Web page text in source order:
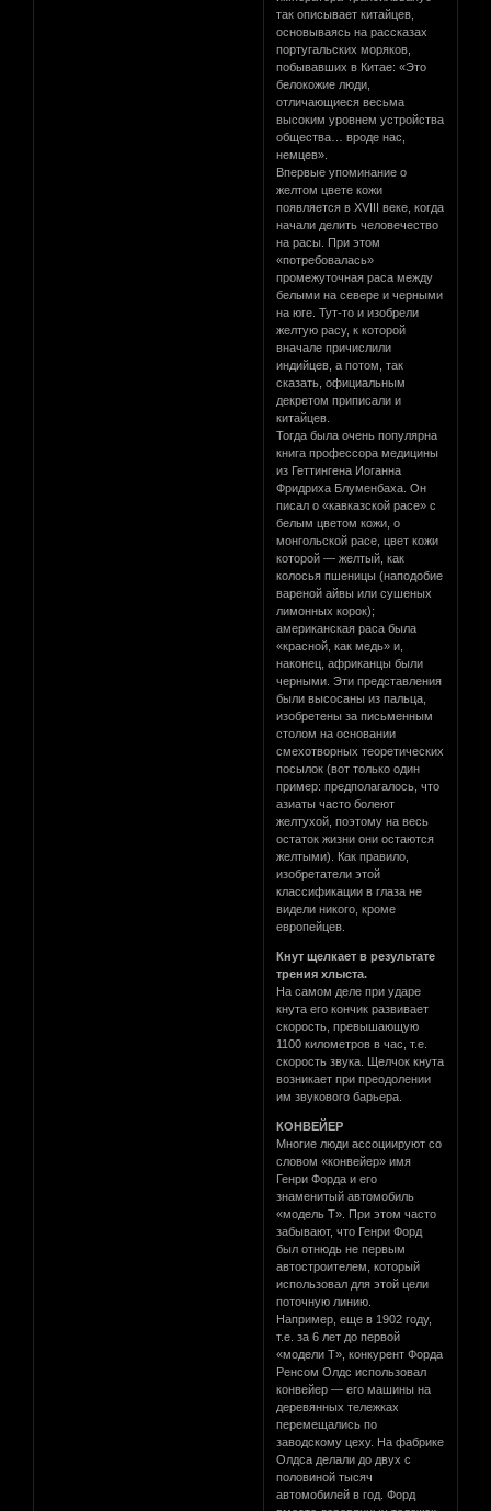
так описывает китайцев,
основываясь на рассказах
португальских моряков,
побывавших в Китае: «Это
белокожие люди,
отличающиеся весьма
высоким уровнем устройства
общества… вроде нас,
немцев».
Впервые упоминание о
желтом цвете кожи
появляется в XVIII веке, когда
начали делить человечество
на расы. При этом
«потребовалась»
промежуточная раса между
белыми на севере и черными
на юге. Тут-то и изобрели
желтую расу, к которой
вначале причислили
индийцев, а потом, так
сказать, официальным
декретом приписали и
китайцев.
Тогда была очень популярна
книга профессора медицины
из Геттингена Иоганна
Фридриха Блуменбаха. Он
писал о «кавказской расе» с
белым цветом кожи, о
монгольской расе, цвет кожи
которой — желтый, как
колосья пшеницы (наподобие
вареной айвы или сушеных
лимонных корок);
американская раса была
«красной, как медь» и,
наконец, африканцы были
черными. Эти представления
были высосаны из пальца,
изобретены за письменным
столом на основании
смехотворных теоретических
посылок (вот только один
пример: предполагалось, что
азиаты часто болеют
желтухой, поэтому на весь
остаток жизни они остаются
желтыми). Как правило,
изобретатели этой
классификации в глаза не
видели никого, кроме
европейцев.
Кнут щелкает в результате
трения хлыста.
На самом деле при ударе
кнута его кончик развивает
скорость, превышающую
1100 километров в час, т.е.
скорость звука. Щелчок кнута
возникает при преодолении
им звукового барьера.
КОНВЕЙЕР
Многие люди ассоциируют со
словом «конвейер» имя
Генри Форда и его
знаменитый автомобиль
«модель Т». При этом часто
забывают, что Генри Форд
был отнюдь не первым
автостроителем, который
использовал для этой цели
поточную линию.
Например, еще в 1902 году,
т.е. за 6 лет до первой
«модели Т», конкурент Форда
Ренсом Олдс использовал
конвейер — его машины на
деревянных тележках
перемещались по
заводскому цеху. На фабрике
Олдса делали до двух с
половиной тысяч
автомобилей в год. Форд